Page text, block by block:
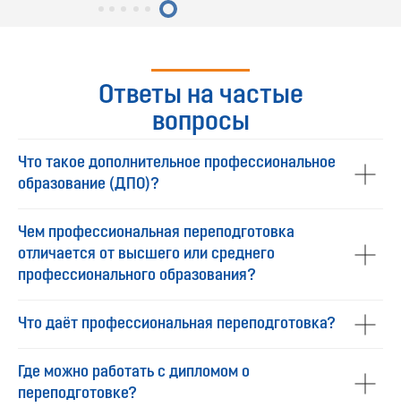
Ответы на частые
вопросы
Что такое дополнительное профессиональное
образование (ДПО)?
Чем профессиональная переподготовка
отличается от высшего или среднего
профессионального образования?
Что даёт профессиональная переподготовка?
Где можно работать с дипломом о
переподготовке?